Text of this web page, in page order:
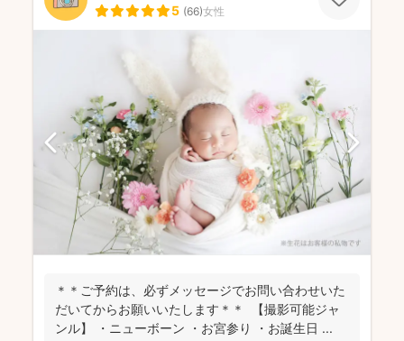
5 (66)女性
＊＊ご予約は、必ずメッセージでお問い合わせいた
だいてからお願いいたします＊＊ 【撮影可能ジャ
ンル】 ・ニューボーン ・お宮参り ・お誕生日 ...